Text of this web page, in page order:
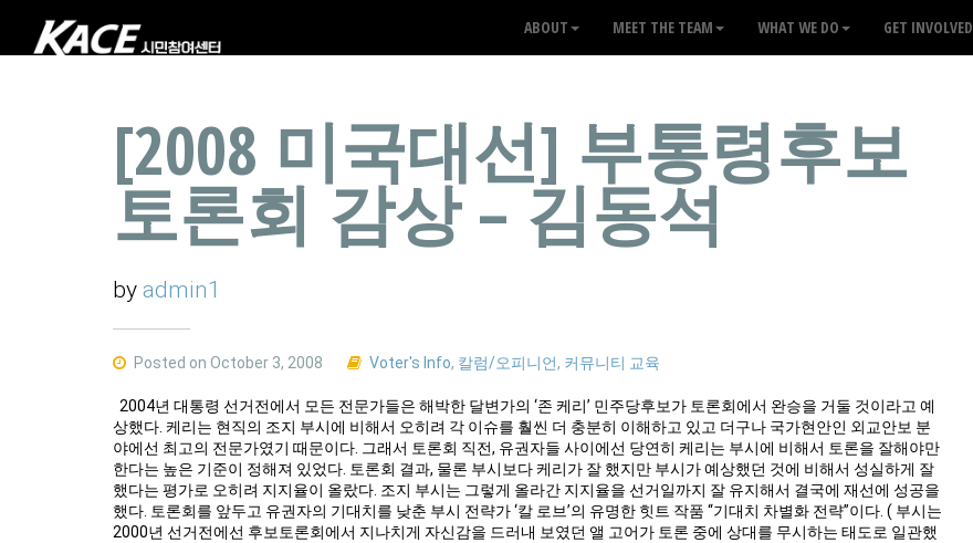
ABOUT MEET THE TEAM WHAT WE DO GET INVOLVED
[2008 미국대선] 부통령후보
토론회 감상 – 김동석
by admin1
Posted on October 3, 2008 Voter's Info, 칼럼/오피니언, 커뮤니티 교육
2004년 대통령 선거전에서 모든 전문가들은 해박한 달변가의 ‘존 케리’ 민주당후보가 토론회에서 완승을 거둘 것이라고 예
상했다. 케리는 현직의 조지 부시에 비해서 오히려 각 이슈를 훨씬 더 충분히 이해하고 있고 더구나 국가현안인 외교안보 분
야에선 최고의 전문가였기 때문이다. 그래서 토론회 직전, 유권자들 사이에선 당연히 케리는 부시에 비해서 토론을 잘해야만
한다는 높은 기준이 정해져 있었다. 토론회 결과, 물론 부시보다 케리가 잘 했지만 부시가 예상했던 것에 비해서 성실하게 잘
했다는 평가로 오히려 지지율이 올랐다. 조지 부시는 그렇게 올라간 지지율을 선거일까지 잘 유지해서 결국에 재선에 성공을
했다. 토론회를 앞두고 유권자의 기대치를 낮춘 부시 전략가 ‘칼 로브’의 유명한 힛트 작품 “기대치 차별화 전략”이다. ( 부시는
2000년 선거전에선 후보토론회에서 지나치게 자신감을 드러내 보였던 앨 고어가 토론 중에 상대를 무시하는 태도로 일관했